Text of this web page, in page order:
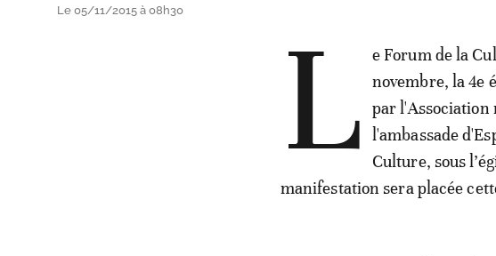
Le 05/11/2015 à 08h30 L
e Forum de la
novembre, la 4e
par l'Association
l'ambassade
Culture, sous
manifestation sera placée